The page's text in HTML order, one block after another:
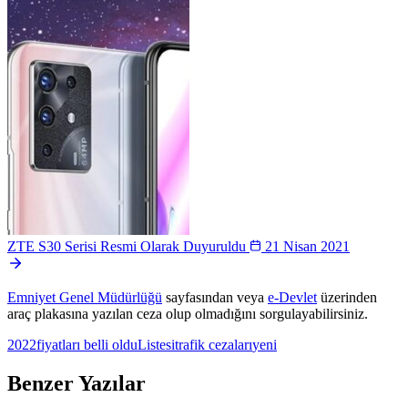
ZTE S30 Serisi Resmi Olarak Duyuruldu 21 Nisan 2021
Emniyet Genel Müdürlüğü sayfasından veya e-Devlet üzerinden
araç plakasına yazılan ceza olup olmadığını sorgulayabilirsiniz.
2022fiyatları belli olduListesitrafik cezalarıyeni
Benzer Yazılar